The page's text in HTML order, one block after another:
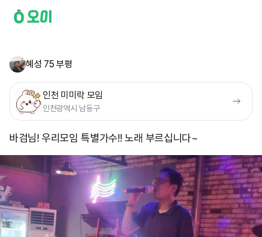
혜성 75 부평
인천 미미락 모임
인천광역시 남동구
바검님! 우리모임 특별가수!! 노래 부르십니다~